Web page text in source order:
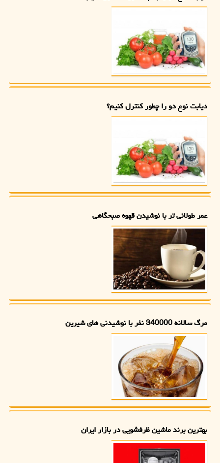
دیابت نوع دو را چطور کنترل کنیم؟
عمر طولانی تر با نوشیدن قهوه صبحگاهی
مرگ سالانه 340000 نفر با نوشیدنی های شیرین
بهترین برند ماشین ظرفشویی در بازار ایران